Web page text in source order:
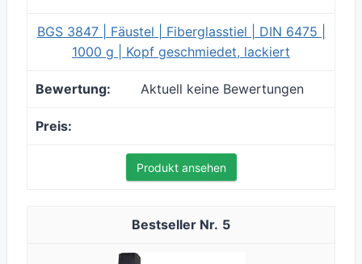
BGS 3847 | Fäustel | Fiberglasstiel | DIN 6475 |
1000 g | Kopf geschmiedet, lackiert
Aktuell keine Bewertungen
Produkt ansehen
5